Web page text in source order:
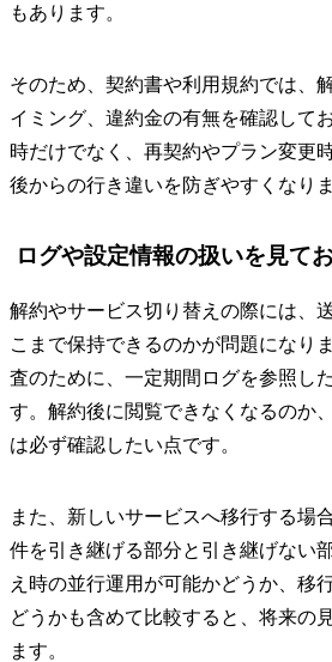
もあります。
そのため、契約書や利用規約では、
イミング、違約金の有無を確認して
時だけでなく、再契約やプラン変更
後からの行き違いを防ぎやすくなりま
ログや設定情報の扱いを見て
解約やサービス切り替えの際には、
こまで保持できるのかが問題になり
査のために、一定期間ログを参照し
す。解約後に閲覧できなくなるのか
は必ず確認したい点です。
また、新しいサービスへ移行する場
件を引き継げる部分と引き継げない
え時の並行運用が可能かどうか、移
どうかも含めて比較すると、将来の
ます。